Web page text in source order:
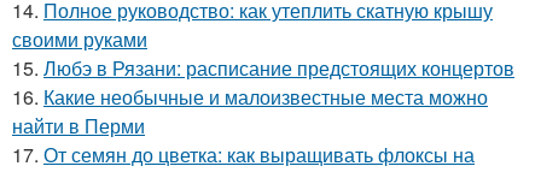
14. Полное руководство: как утеплить скатную крышу
своими руками
15. Любэ в Рязани: расписание предстоящих концертов
16. Какие необычные и малоизвестные места можно
найти в Перми
17. От семян до цветка: как выращивать флоксы на